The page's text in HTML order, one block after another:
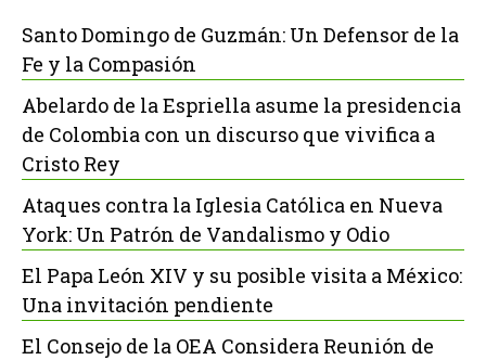
Santo Domingo de Guzmán: Un Defensor de la
Fe y la Compasión
Abelardo de la Espriella asume la presidencia
de Colombia con un discurso que vivifica a
Cristo Rey
Ataques contra la Iglesia Católica en Nueva
York: Un Patrón de Vandalismo y Odio
El Papa León XIV y su posible visita a México:
Una invitación pendiente
El Consejo de la OEA Considera Reunión de